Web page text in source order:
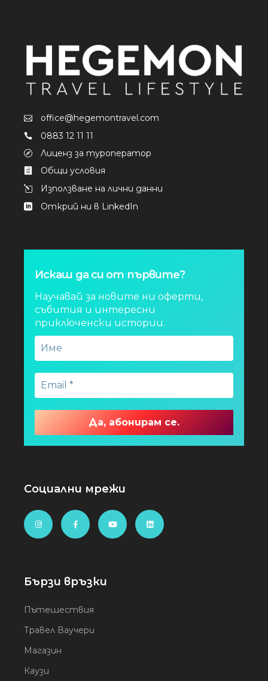
office@hegemontravel.com
0883 12 11 11
Лиценз за туроператор
Общи условия
Използване на лични данни
Открий ни в LinkedIn
Искаш да си от първите?
Научавай за новите ни оферти,
събития и интересни
приключенски истории.
Социални мрежи
Бързи връзки
Пътешествия
Травел Ваучери
Магазин
Каузи